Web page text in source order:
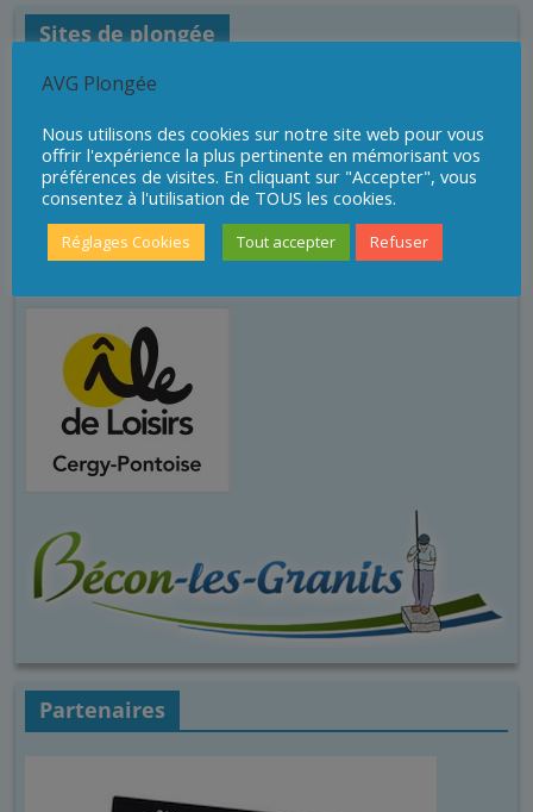
Sites de plongée
Partenaires
AVG Plongée
Nous utilisons des cookies sur notre site web pour vous
offrir l'expérience la plus pertinente en mémorisant vos
préférences de visites. En cliquant sur "Accepter", vous
consentez à l'utilisation de TOUS les cookies.
Réglages Cookies Tout accepter Refuser